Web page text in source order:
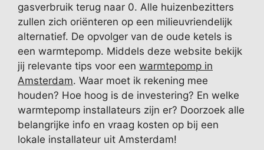
gasverbruik terug naar 0. Alle huizenbezitters
zullen zich oriënteren op een milieuvriendelijk
alternatief. De opvolger van de oude ketels is
een warmtepomp. Middels deze website bekijk
jij relevante tips voor een warmtepomp in
Amsterdam. Waar moet ik rekening mee
houden? Hoe hoog is de investering? En welke
warmtepomp installateurs zijn er? Doorzoek alle
belangrijke info en vraag kosten op bij een
lokale installateur uit Amsterdam!